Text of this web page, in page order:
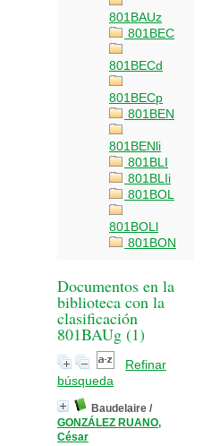
801BAUz
801BEC
801BECd
801BECp
801BEN
801BENli
801BLI
801BLIi
801BOL
801BOLl
801BON
Documentos en la
biblioteca con la
clasificación
801BAUg (1)
Refinar
búsqueda
Baudelaire /
GONZÁLEZ RUANO,
César